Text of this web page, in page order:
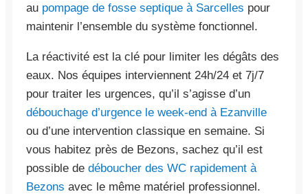
au pompage de fosse septique à Sarcelles pour
maintenir l’ensemble du système fonctionnel.
La réactivité est la clé pour limiter les dégâts des
eaux. Nos équipes interviennent 24h/24 et 7j/7
pour traiter les urgences, qu’il s’agisse d’un
débouchage d’urgence le week-end à Ezanville
ou d’une intervention classique en semaine. Si
vous habitez près de Bezons, sachez qu’il est
possible de déboucher des WC rapidement à
Bezons avec le même matériel professionnel.